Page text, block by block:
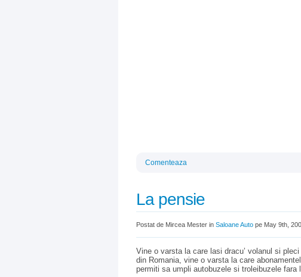
Comenteaza
La pensie
Postat de Mircea Mester in Saloane Auto pe May 9th,
Vine o varsta la care lasi dracu’ volanul si
din Romania, vine o varsta la care
permiti sa umpli autobuzele si troleibuzele fara